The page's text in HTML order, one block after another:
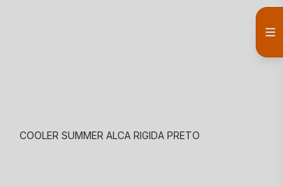
COOLER SUMMER ALCA RIGIDA PRETO